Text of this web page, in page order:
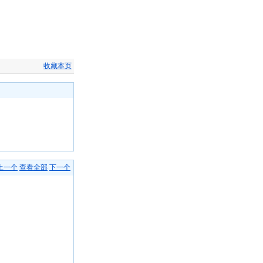
收藏本页
一个 查看全部 下一个